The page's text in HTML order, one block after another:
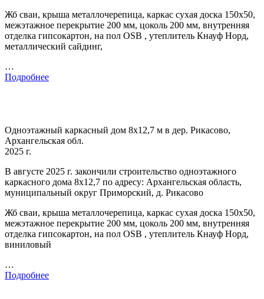
Жб сваи, крыша металлочерепица, каркас сухая доска 150х50,
межэтажное перекрытие 200 мм, цоколь 200 мм, внутренняя
отделка гипсокартон, на пол OSB , утеплитель Кнауф Норд,
металлический сайдинг,
…
Подробнее
Одноэтажный каркасный дом 8х12,7 м в дер. Рикасово,
Архангельская обл.
2025 г.
В августе 2025 г. закончили строительство одноэтажного
каркасного дома 8х12,7 по адресу: Архангельская область,
муниципальный округ Приморский, д. Рикасово
Жб сваи, крыша металлочерепица, каркас сухая доска 150х50,
межэтажное перекрытие 200 мм, цоколь 200 мм, внутренняя
отделка гипсокартон, на пол OSB , утеплитель Кнауф Норд,
виниловый
…
Подробнее